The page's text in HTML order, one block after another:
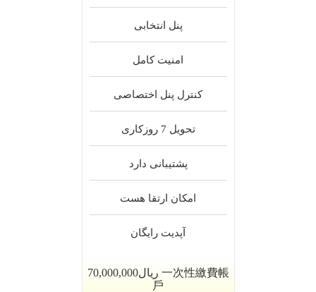
پنل انتخابی
امنیت کامل
کنترل پنل اختصاصی
تحویل
پشتیبانی دارد
امکان ارتقا هست
آپدیت رایگان
70,000,000ریال 一次性繳費帳
戶